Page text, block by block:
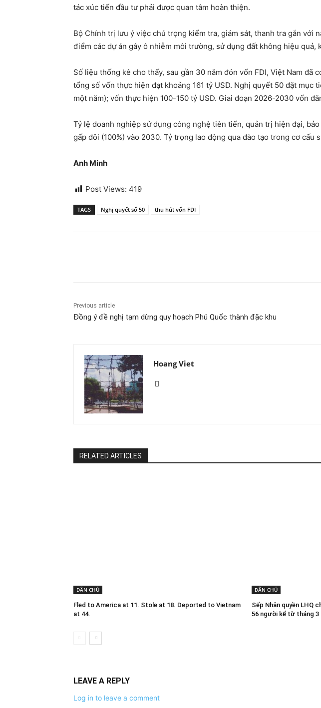
tác xúc tiến đầu tư phải được quan tâm hoàn thiện.
Bộ Chính trị lưu ý việc chú trọng kiểm tra, giám sát, thanh tra gắn với
điểm các dự án gây ô nhiễm môi trường, sử dụng đất không hiệu
Số liệu thống kê cho thấy, sau gần 30 năm đón vốn FDI, Việt Nam
tổng số vốn thực hiện đạt khoảng 161 tỷ USD. Nghị quyết 50 đặt
một năm); vốn thực hiện 100-150 tỷ USD. Giai đoạn 2026-2030 vốn
Tỷ lệ doanh nghiệp sử dụng công nghệ tiên tiến, quản trị hiện đại,
gấp đôi (100%) vào 2030. Tỷ trọng lao động qua đào tạo trong cơ cấu
Anh Minh
Post Views: 419
TAGS Nghị quyết số 50 thu hút vốn FDI
Previous article
Đồng ý đề nghị tạm dừng quy hoạch Phú Quốc thành đặc khu
Hoang Viet
RELATED ARTICLES
DÂN CHỦ
Fled to America at 11. Stole at 18. Deported to Vietnam
at 44.
DÂN CHỦ
Sếp Nhân quyền LHQ
56 người kể từ tháng 3
LEAVE A REPLY
Log in to leave a comment